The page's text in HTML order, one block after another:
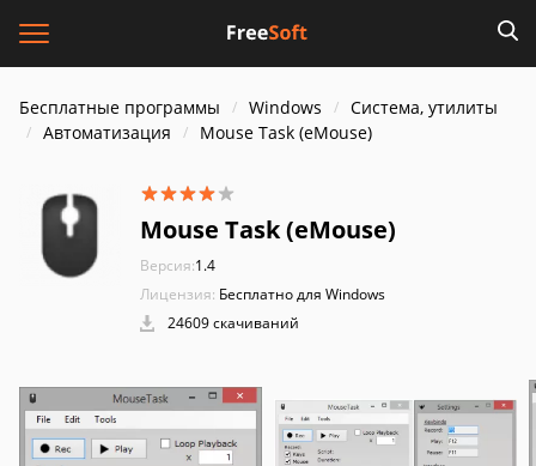
Бесплатные программы Windows
Система, утилиты
Автоматизация
Mouse Task (eMouse)
Mouse Task (eMouse)
Версия:1.4
Лицензия: Бесплатно для Windows
24609 скачиваний